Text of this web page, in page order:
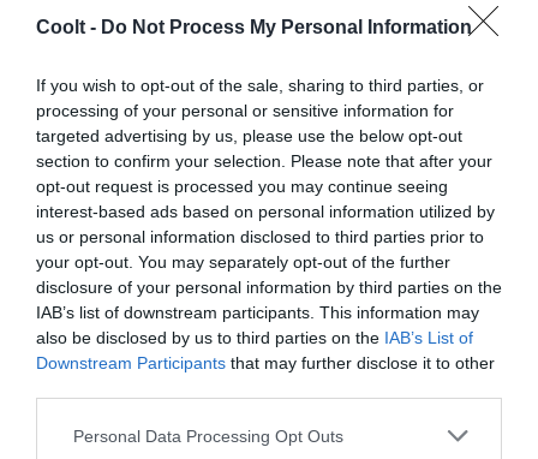
Coolt - Do Not Process My Personal Information
If you wish to opt-out of the sale, sharing to third parties, or
processing of your personal or sensitive information for
targeted advertising by us, please use the below opt-out
section to confirm your selection. Please note that after your
opt-out request is processed you may continue seeing
interest-based ads based on personal information utilized by
us or personal information disclosed to third parties prior to
your opt-out. You may separately opt-out of the further
disclosure of your personal information by third parties on the
IAB’s list of downstream participants. This information may
also be disclosed by us to third parties on the IAB’s List of
Downstream Participants that may further disclose it to other
Personal Data Processing Opt Outs
SAN SEBASTIÁN 09/11/2022
‘El agua’, o la Zendaya de Orihuela
La cineasta Elena López Riera habla de su primer